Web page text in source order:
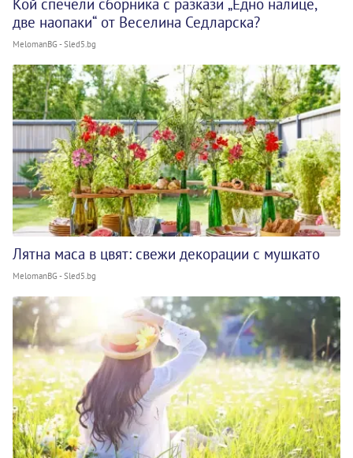
Кой спечели сборника с разкази „Едно налице,
две наопаки“ от Веселина Седларска?
MelomanBG - Sled5.bg
Лятна маса в цвят: свежи декорации с мушкато
MelomanBG - Sled5.bg